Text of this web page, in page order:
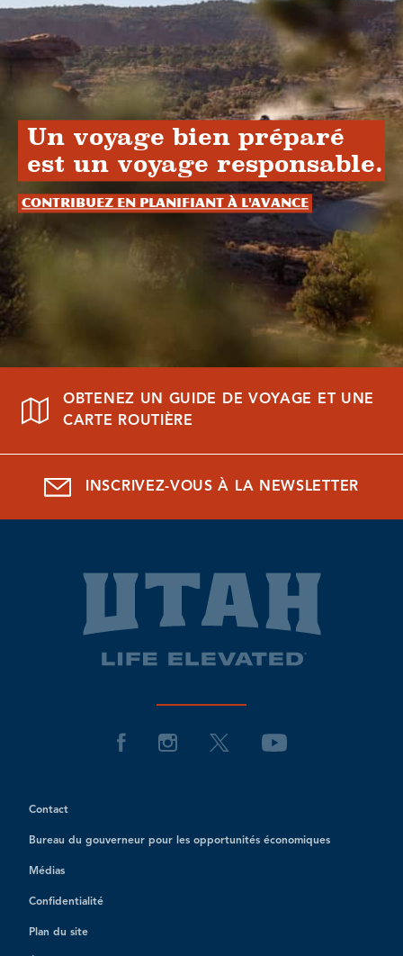
Un voyage bien préparé
est un voyage responsable.
Contribuez en planifiant à l'avance
OBTENEZ UN GUIDE DE VOYAGE ET UNE
CARTE ROUTIÈRE
INSCRIVEZ-VOUS À LA NEWSLETTER
Contact
Bureau du gouverneur pour les opportunités économiques
Médias
Confidentialité
Plan du site